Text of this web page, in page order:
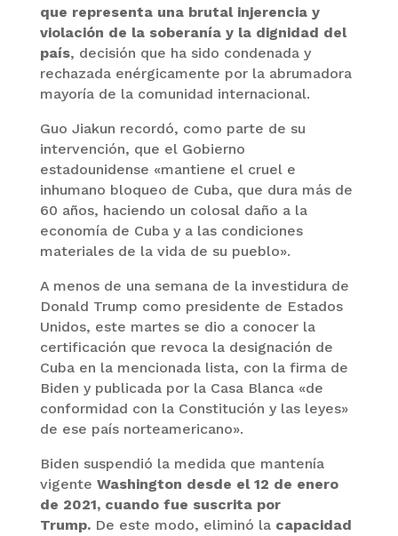
que representa una brutal injerencia y
violación de la soberanía y la dignidad del
país, decisión que ha sido condenada y
rechazada enérgicamente por la abrumadora
mayoría de la comunidad internacional.
Guo Jiakun recordó, como parte de su
intervención, que el Gobierno
estadounidense «mantiene el cruel e
inhumano bloqueo de Cuba, que dura más de
60 años, haciendo un colosal daño a la
economía de Cuba y a las condiciones
materiales de la vida de su pueblo».
A menos de una semana de la investidura de
Donald Trump como presidente de Estados
Unidos, este martes se dio a conocer la
certificación que revoca la designación de
Cuba en la mencionada lista, con la firma de
Biden y publicada por la Casa Blanca «de
conformidad con la Constitución y las leyes»
de ese país norteamericano».
Biden suspendió la medida que mantenía
vigente Washington desde el 12 de enero
de 2021, cuando fue suscrita por
Trump.De este modo, eliminó la capacidad